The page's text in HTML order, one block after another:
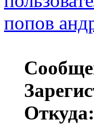
попов
Откуда: